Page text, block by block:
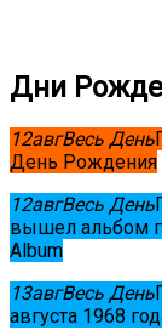
Дни
12авгВесь День
День Рождения
12авгВесь День
вышел альбом
Album
13авгВесь День
августа 1968